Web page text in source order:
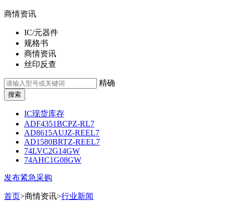
商情资讯
IC/元器件
规格书
商情资讯
丝印反查
精确
IC现货库存
ADF4351BCPZ-RL7
AD8615AUJZ-REEL7
AD1580BRTZ-REEL7
74LVC2G14GW
74AHC1G08GW
发布紧急采购
首页>商情资讯>行业新闻